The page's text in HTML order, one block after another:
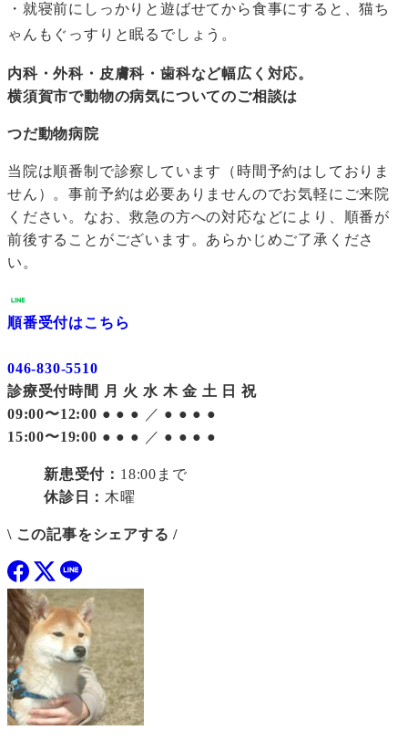
・就寝前にしっかりと遊ばせてから食事にすると、猫ち
ゃんもぐっすりと眠るでしょう。
内科・外科・皮膚科・歯科など幅広く対応。
横須賀市で動物の病気についてのご相談は
つだ動物病院
当院は順番制で診察しています（時間予約はしておりま
せん）。事前予約は必要ありませんのでお気軽にご来院
ください。なお、救急の方への対応などにより、順番が
前後することがございます。あらかじめご了承くださ
い。
順番受付はこちら
046-830-5510
診療受付時間 月 火 水 木 金 土 日 祝
09:00〜12:00 ● ● ● ／ ● ● ● ●
15:00〜19:00 ● ● ● ／ ● ● ● ●
新患受付： 18:00まで
休診日：木曜
\ この記事をシェアする /